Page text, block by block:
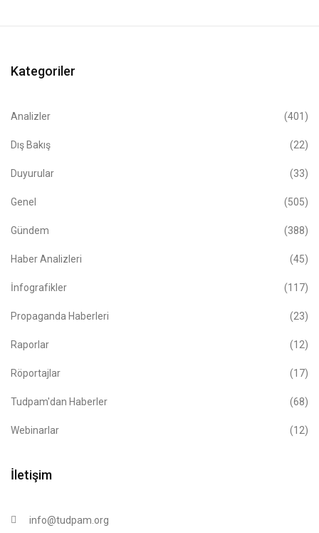
Kategoriler
Analizler (401)
Dış Bakış (22)
Duyurular (33)
Genel (505)
Gündem (388)
Haber Analizleri (45)
İnfografikler (117)
Propaganda Haberleri (23)
Raporlar (12)
Röportajlar (17)
Tudpam'dan Haberler (68)
Webinarlar (12)
İletişim
info@tudpam.org